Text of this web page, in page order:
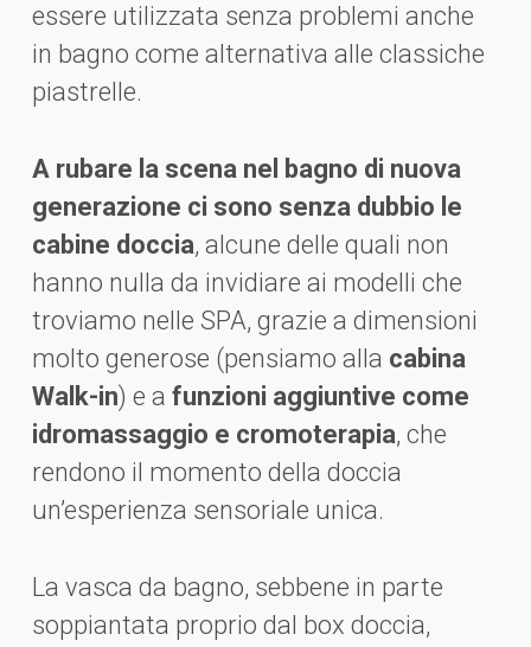
essere utilizzata senza problemi anche
in bagno come alternativa alle classiche
piastrelle.
A rubare la scena nel bagno di nuova
generazione ci sono senza dubbio le
cabine doccia, alcune delle quali non
hanno nulla da invidiare ai modelli che
troviamo nelle SPA, grazie a dimensioni
molto generose (pensiamo alla cabina
Walk-in) e a funzioni aggiuntive come
idromassaggio e cromoterapia, che
rendono il momento della doccia
un’esperienza sensoriale unica.
La vasca da bagno, sebbene in parte
soppiantata proprio dal box doccia,